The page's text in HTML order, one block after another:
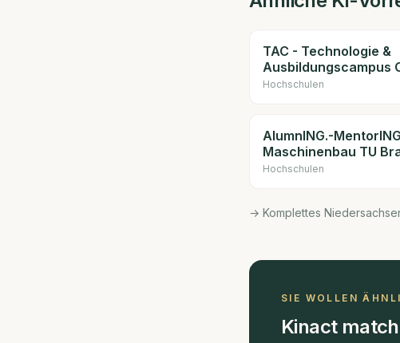
TAC - Technologie &
Ausbildungscampus
Hochschulen
AlumnING.-
Maschinenbau TU
Hochschulen
→ Komplettes
SIE WOLLEN
Kinact